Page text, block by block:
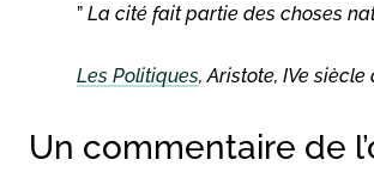
” La cité fait partie des choses
Les Politiques, Aristote, IVe siècle
Un commentaire de